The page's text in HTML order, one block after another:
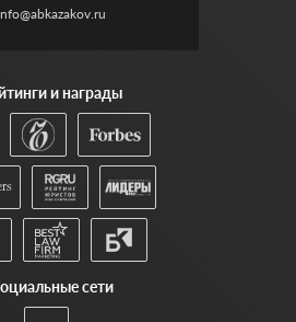
и награды
сети